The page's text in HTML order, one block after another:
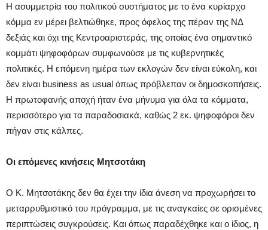
Η ασυμμετρία του πολιτικού συστήματος με το ένα κυρίαρχο
κόμμα εν μέρει βελτιώθηκε, προς όφελος της πέραν της ΝΔ
δεξιάς και όχι της Κεντροαριστεράς, της οποίας ένα σημαντικό
κομμάτι ψηφοφόρων συμφωνούσε με τις κυβερνητικές
πολιτικές. Η επόμενη ημέρα των εκλογών δεν είναι εύκολη, και
δεν είναι business as usual όπως πρόβλεπαν οι δημοσκοπήσεις.
Η πρωτοφανής αποχή ήταν ένα μήνυμα για όλα τα κόμματα,
περισσότερο για τα παραδοσιακά, καθώς 2 εκ. ψηφοφόροι δεν
πήγαν στις κάλπες.
Οι επόμενες κινήσεις Μητσοτάκη
Ο Κ. Μητσοτάκης δεν θα έχει την ίδια άνεση να προχωρήσει το
μεταρρυθμιστικό του πρόγραμμα, με τις αναγκαίες σε ορισμένες
περιπτώσεις συγκρούσεις. Και όπως παραδέχθηκε και ο ίδιος, η